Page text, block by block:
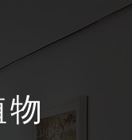
物